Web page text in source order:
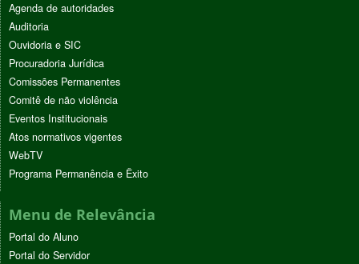
Agenda de autoridades
Auditoria
Ouvidoria e SIC
Procuradoria Jurídica
Comissões Permanentes
Comitê de não violência
Eventos Institucionais
Atos normativos vigentes
WebTV
Programa Permanência e Êxito
Menu de Relevância
Portal do Aluno
Portal do Servidor